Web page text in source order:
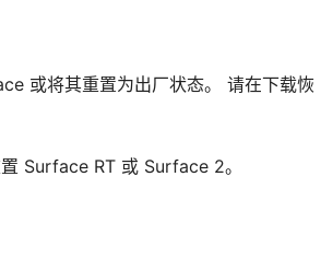
或将其重置为出厂状态。 请在下载恢
Surface RT 或 Surface 2。